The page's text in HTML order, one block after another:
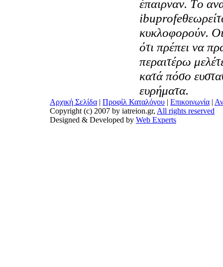
έπαιρναν. Tο
κυκλοφορούν.
ότι πρέπει να
περαιτέρω
κατά πόσο
ευρήματα.
Αρχική Σελίδα | Προφίλ Καταλόγου | Επικοινωνία |
Copyright (c) 2007 by iatreion.gr, All rights reserved
Designed & Developed by Web Experts